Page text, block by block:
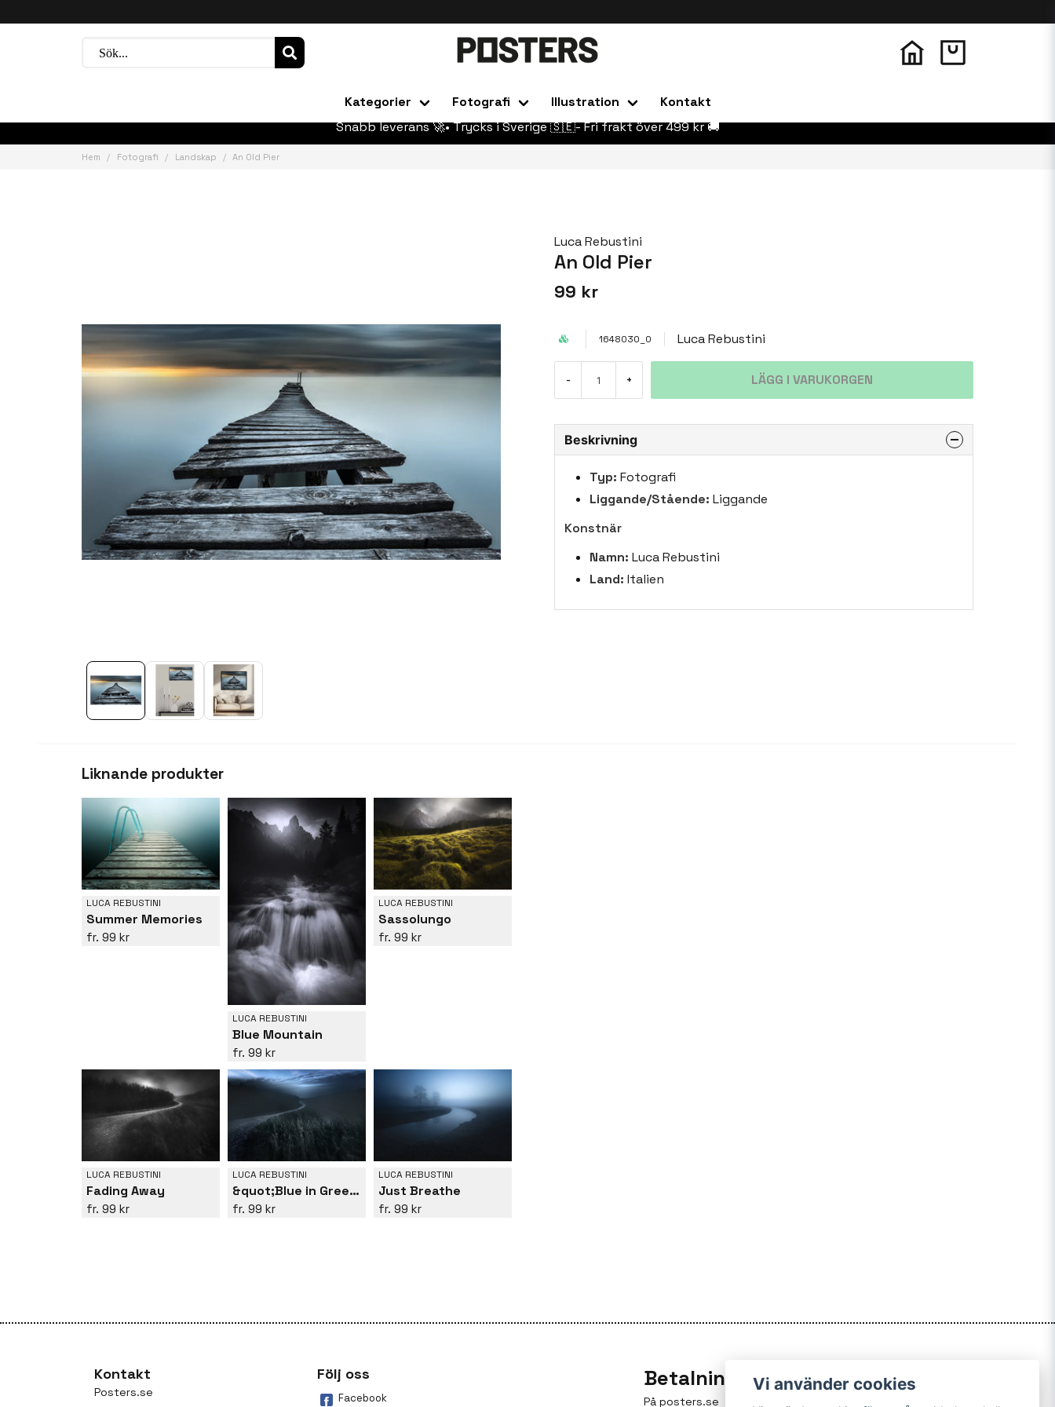
Kategorier Fotografi Illustration
Kontakt
Snabb leverans 🚀• Trycks i Sverige 🇸🇪- Fri frakt över 499 kr 🚚
Hem Fotografi Landskap An Old Pier
Luca Rebustini
An Old Pier
99 kr
1648030_0 Luca Rebustini
- + LÄGG I VARUKORGEN
Beskrivning
Typ: Fotografi
Liggande/Stående: Liggande
Konstnär
Namn: Luca Rebustini
Land: Italien
Liknande produkter
LUCA REBUSTINI
Summer Memories
99 kr
LUCA REBUSTINI
Blue Mountain
99 kr
LUCA REBUSTINI
Sassolungo
99 kr
LUCA REBUSTINI
Fading Away
99 kr
LUCA REBUSTINI
&quot;Blue in Green&quot;
99 kr
LUCA REBUSTINI
Just Breathe
99 kr
Kontakt
Posters.se
Följ oss
Facebook
Betalning
På posters.se
Vi använder cookies